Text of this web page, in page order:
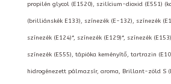
propilén glycol (E1520), szilícium-dioxid (E551)
(brilliánskék E133), színezék (E-132), színezék
színezék (E124)*, színezék (E129)*, színezék
színezék (E555), tápióka keményítő, tartrazin
hidrogénezett pálmazsír, aroma, Brillant-zöld S